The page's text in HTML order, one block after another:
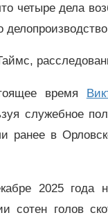
четыре дела
время
служебное
ранее в
2025 года
сотен голов